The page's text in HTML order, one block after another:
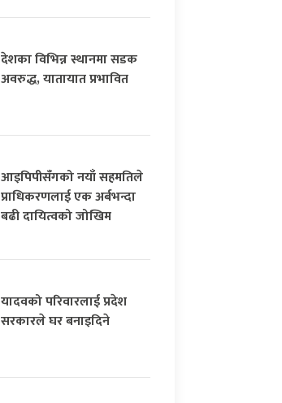
देशका विभिन्न स्थानमा सडक
अवरुद्ध, यातायात प्रभावित
आइपिपीसँगको नयाँ सहमतिले
प्राधिकरणलाई एक अर्बभन्दा
बढी दायित्वको जोखिम
यादवको परिवारलाई प्रदेश
सरकारले घर बनाइदिने